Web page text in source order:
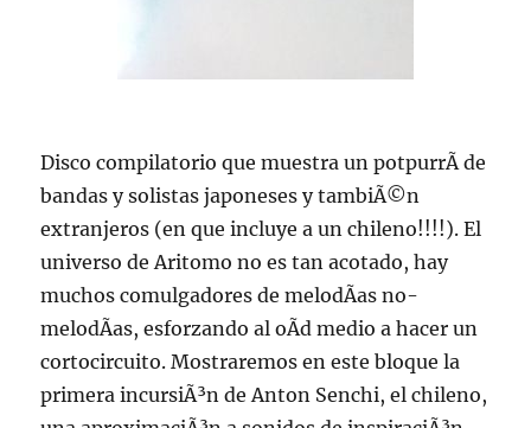
Disco compilatorio que muestra un potpurrÃ­ de
bandas y solistas japoneses y tambiÃ©n
extranjeros (en que incluye a un chileno!!!!). El
universo de Aritomo no es tan acotado, hay
muchos comulgadores de melodÃ­as no-
melodÃ­as, esforzando al oÃ­d medio a hacer un
cortocircuito. Mostraremos en este bloque la
primera incursiÃ³n de Anton Senchi, el chileno,